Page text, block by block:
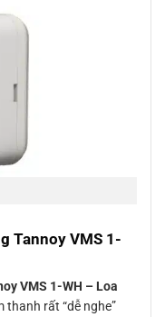
Tannoy VMS 1-
VMS 1-WH – Loa
thanh rất “dễ nghe”